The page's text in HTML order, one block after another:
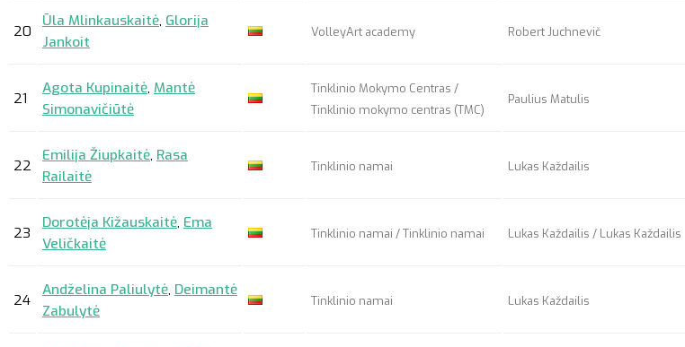
20
Ūla Mlinkauskaitė, Glorija
Jankoit
VolleyArt academy Robert Juchnevič
21
Agota Kupinaitė, Mantė
Simonavičiūtė
Tinklinio Mokymo Centras /
Tinklinio mokymo centras (TMC)
Paulius Matulis
22
Emilija Žiupkaitė, Rasa
Railaitė
Tinklinio namai Lukas Každailis
23
Dorotėja Kižauskaitė, Ema
Veličkaitė
Tinklinio namai / Tinklinio namai Lukas Každailis / Lukas Každailis
24
Andželina Paliulytė, Deimantė
Zabulytė
Tinklinio namai Lukas Každailis